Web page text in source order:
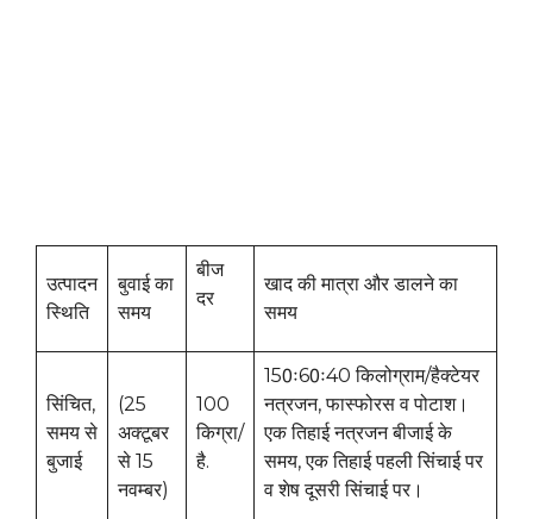
उत्पादन
स्थिति
बुवाई का
समय
बीज
दर
खाद की मात्रा और डालने का
समय
सिंचित,
समय से
बुजाई
(25
अक्टूबर
से 15
नवम्बर)
100
किग्रा/
है.
150ः60ः40 किलोग्राम/हैक्टेयर
नत्रजन, फास्फोरस व पोटाश।
एक तिहाई नत्रजन बीजाई के
समय, एक तिहाई पहली सिंचाई पर
व शेष दूसरी सिंचाई पर।